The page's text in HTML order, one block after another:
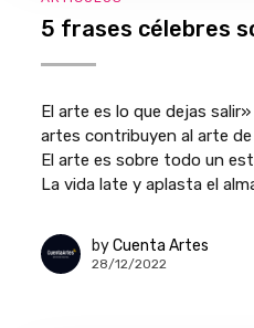
5 frases célebres
El arte es lo que dejas
artes contribuyen al arte
El arte es sobre todo un
La vida late y aplasta el
by Cuenta Artes
28/12/2022